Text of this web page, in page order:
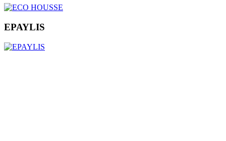
EPAYLIS